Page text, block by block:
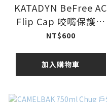
KATADYN BeFree AC
Flip Cap 咬嘴保護蓋
8021440
NT$600
加入購物車